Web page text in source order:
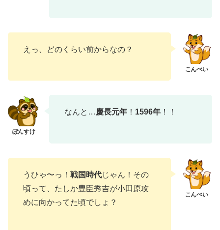
えっ、どのくらい前からなの？
なんと… 慶長元年 ！ 1596年 ！！
うひゃ〜っ！ 戦国時代じゃん！その
頃って、たしか豊臣秀吉が小田原攻
めに向かってた頃でしょ？